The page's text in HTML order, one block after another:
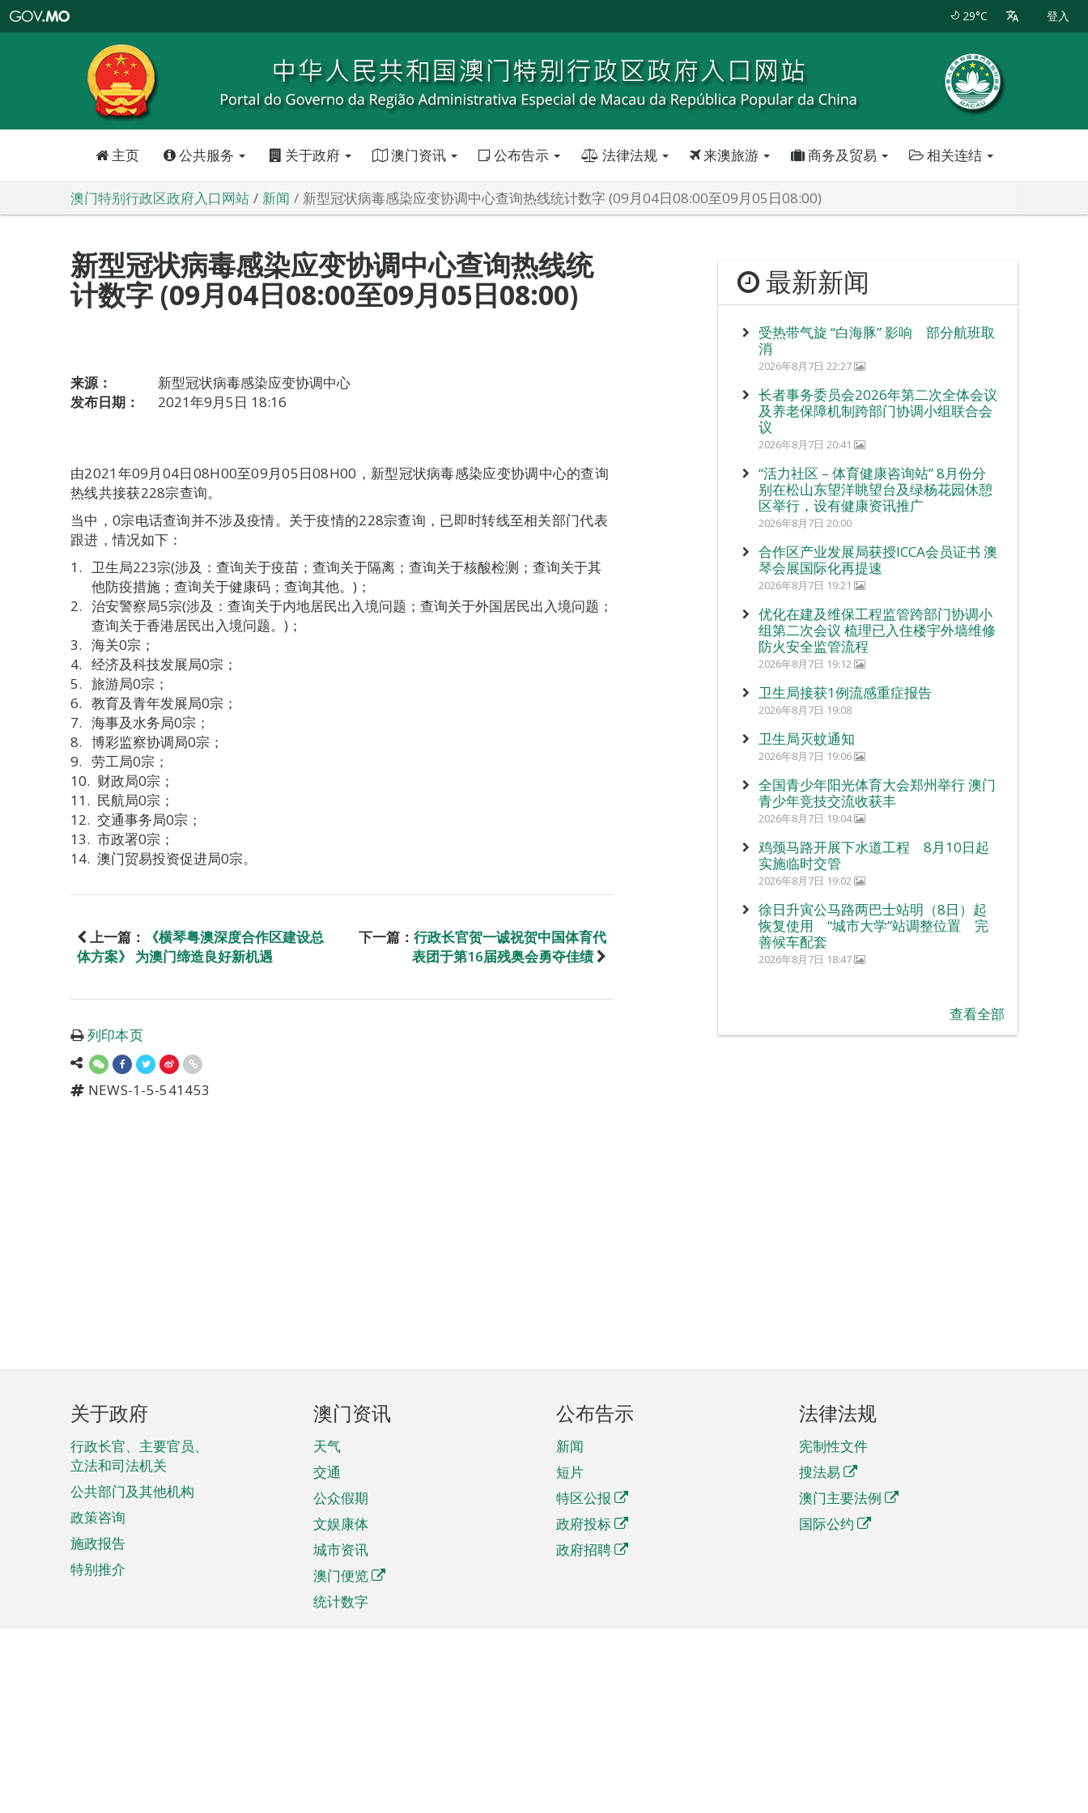
特
政
区
政
口
29°C 登入
主页 公共服务 关于政府 澳门资讯 公布告示 法律法规 来澳旅游 商务及贸易 相关连结
澳门特别行政区政府入口网站 新闻 新型冠状病毒感染应变协调中心查询热线统计数字 (09月04日08:00至09月05日08:00)
新型冠状病毒感染应变协调中心查询热线统
计数字 (09月04日08:00至09月05日08:00)
来源：
新型冠状病毒感染应变协调中心
发布日期：
2021年9月5日 18:16
由2021年09月04日08H00至09月05日08H00，新型冠状病毒感染应变协调中心的查询
热线共接获228宗查询。
当中，0宗电话查询并不涉及疫情。关于疫情的228宗查询，已即时转线至相关部门代表
跟进，情况如下：
卫生局223宗(涉及：查询关于疫苗；查询关于隔离；查询关于核酸检测；查询关于其
他防疫措施；查询关于健康码；查询其他。)；
治安警察局5宗(涉及：查询关于内地居民出入境问题；查询关于外国居民出入境问题；
查询关于香港居民出入境问题。)；
海关0宗；
经济及科技发展局0宗；
旅游局0宗；
教育及青年发展局0宗；
海事及水务局0宗；
博彩监察协调局0宗；
劳工局0宗；
财政局0宗；
民航局0宗；
交通事务局0宗；
市政署0宗；
澳门贸易投资促进局0宗。
上一篇：
《横琴粤澳深度合作区建设总
体方案》 为澳门缔造良好新机遇
下一篇： 行政长官贺一诚祝贺中国体育代
表团于第16届残奥会勇夺佳绩
列印本页
NEWS-1-5-541453
最新新闻
受热带气旋 “白海豚” 影响 部分航班取
消
2026年8月7日 22:27
长者事务委员会2026年第二次全体会议
及养老保障机制跨部门协调小组联合会
议
2026年8月7日 20:41
“活力社区 – 体育健康咨询站” 8月份分
别在松山东望洋眺望台及绿杨花园休憩
区举行，设有健康资讯推广
2026年8月7日 20:00
合作区产业发展局获授ICCA会员证书 澳
琴会展国际化再提速
2026年8月7日 19:21
优化在建及维保工程监管跨部门协调小
组第二次会议 梳理已入住楼宇外墙维修
防火安全监管流程
2026年8月7日 19:12
卫生局接获1例流感重症报告
2026年8月7日 19:08
卫生局灭蚊通知
2026年8月7日 19:06
全国青少年阳光体育大会郑州举行 澳门
青少年竞技交流收获丰
2026年8月7日 19:04
鸡颈马路开展下水道工程 8月10日起
实施临时交管
2026年8月7日 19:02
徐日升寅公马路两巴士站明（8日）起
恢复使用 “城市大学”站调整位置 完
善候车配套
2026年8月7日 18:47
查看全部
页
脚
菜
单
关于政府
行政长官、主要官员、
立法和司法机关
公共部门及其他机构
政策咨询
施政报告
特别推介
澳门资讯
天气
交通
公众假期
文娱康体
城市资讯
澳门便览
统计数字
公布告示
新闻
短片
特区公报
政府投标
政府招聘
法律法规
宪制性文件
搜法易
澳门主要法例
国际公约